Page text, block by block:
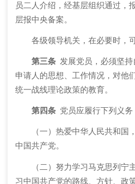
员二人介绍，经基层组织通过，
层报中央备案。
各级领导机关，在必要时，
第三条 发展党员，必须坚
申请人的思想、工作情况，对他
统一战线理论政策的教育。
第四条 党员应履行下列义务
（一）热爱中华人民共和国
中国共产党。
（二）努力学习马克思列宁
习中国共产党的路线、方针、政